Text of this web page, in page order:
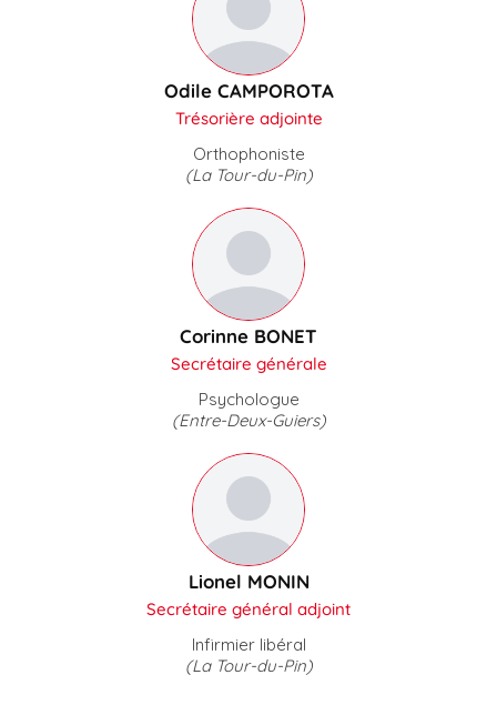
Odile CAMPOROTA
Trésorière adjointe
Orthophoniste
(La Tour-du-Pin)
Corinne BONET
Secrétaire générale
Psychologue
(Entre-Deux-Guiers)
Lionel MONIN
Secrétaire général adjoint
Infirmier libéral
(La Tour-du-Pin)